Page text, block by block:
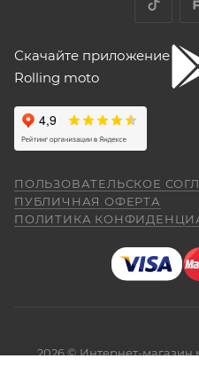
Скачайте приложение
Rolling moto
ПОЛЬЗОВАТЕЛЬСКОЕ
ПУБЛИЧНАЯ ОФЕРТА
ПОЛИТИКА
2026 © Интернет-магазин